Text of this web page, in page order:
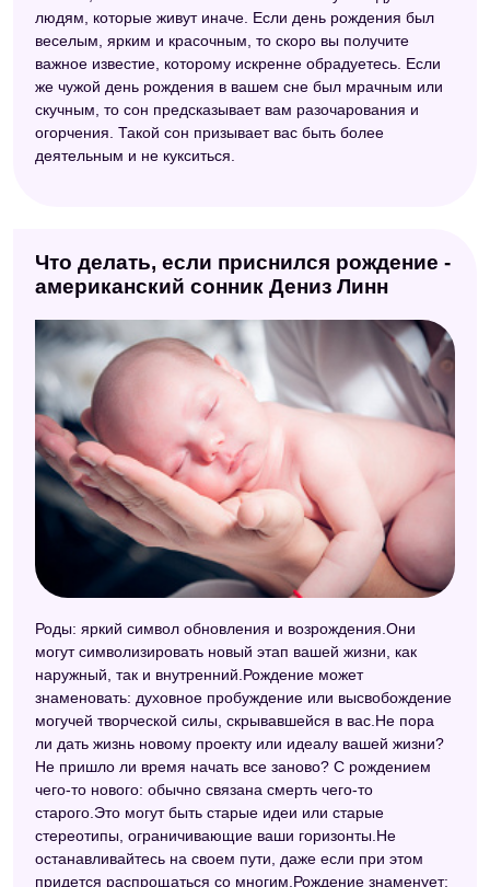
людям, которые живут иначе. Если день рождения был
веселым, ярким и красочным, то скоро вы получите
важное известие, которому искренне обрадуетесь. Если
же чужой день рождения в вашем сне был мрачным или
скучным, то сон предсказывает вам разочарования и
огорчения. Такой сон призывает вас быть более
деятельным и не кукситься.
Что делать, если приснился рождение -
американский сонник Дениз Линн
Роды: яркий символ обновления и возрождения.Они
могут символизировать новый этап вашей жизни, как
наружный, так и внутренний.Рождение может
знаменовать: духовное пробуждение или высвобождение
могучей творческой силы, скрывавшейся в вас.Не пора
ли дать жизнь новому проекту или идеалу вашей жизни?
Не пришло ли время начать все заново? С рождением
чего-то нового: обычно связана смерть чего-то
старого.Это могут быть старые идеи или старые
стереотипы, ограничивающие ваши горизонты.Не
останавливайтесь на своем пути, даже если при этом
придется распрощаться со многим.Рождение знаменует: